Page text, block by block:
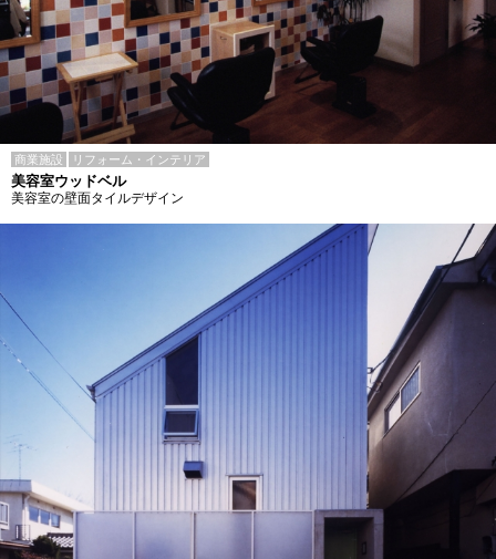
商業施設 リフォーム・インテリア
美容室ウッドベル
美容室の壁面タイルデザイン